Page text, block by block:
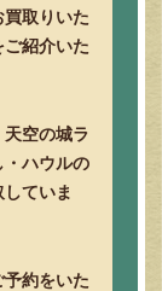
取りいた
紹介いた
空の城ラ
・ハウルの
ていま
約をいた